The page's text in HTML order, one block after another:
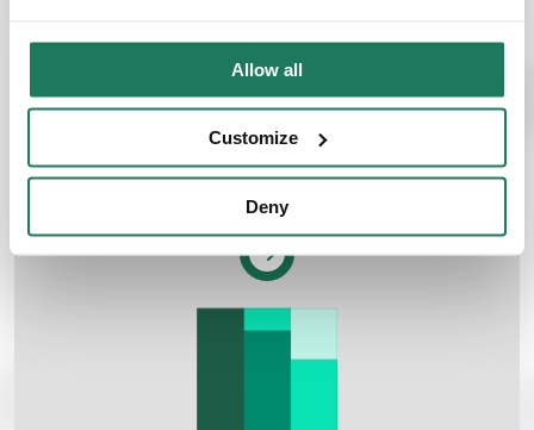
Allow all
Customize
Deny
Raportowanie i
wizualizacja danych